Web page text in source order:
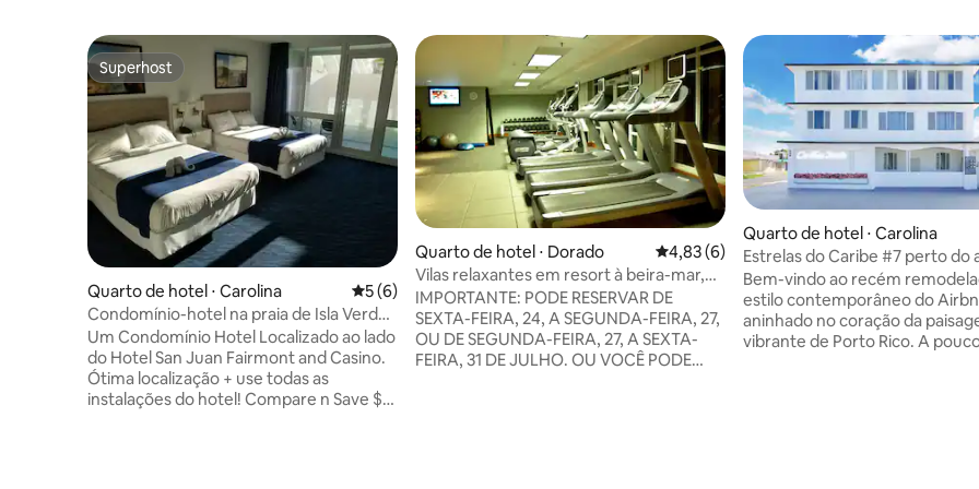
Superhost
Superhost
Quarto de hotel ⋅ Carolina 5 de uma avaliação média de 5, 6 avaliações
5 (6)
Condomínio-hotel na praia de Isla Verde
e a 5 minutos do aeroporto
Um Condomínio Hotel Localizado ao lado
do Hotel San Juan Fairmont and Casino.
Ótima localização + use todas as
instalações do hotel! Compare n Save $$
Quarto de hotel ⋅ Dorado 4,83 de uma avaliação média de 5, 6
4,83 (6)
Vilas relaxantes em resort à beira-mar,
24 a 31 de julho de 2026
IMPORTANTE: PODE RESERVAR DE
SEXTA-FEIRA, 24, A SEGUNDA-FEIRA, 27,
OU DE SEGUNDA-FEIRA, 27, A SEXTA-
FEIRA, 31 DE JULHO. OU VOCÊ PODE
Quarto de hotel ⋅ Carolina
Estrelas do Caribe #7 perto do
de San Juan
Bem-vindo ao recém
estilo contemporâneo do
aninhado no coração da
vibrante de Porto Rico. A